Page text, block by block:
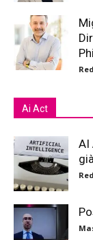
Ai Act
AI